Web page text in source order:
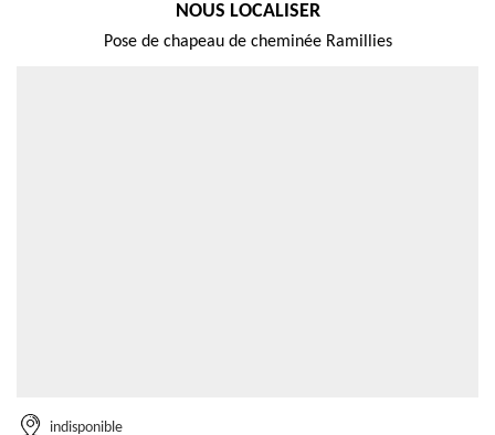
NOUS LOCALISER
Pose de chapeau de cheminée Ramillies
indisponible